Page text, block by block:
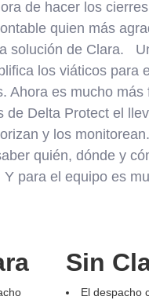
de hacer los
quien más
solución de Clara.
los viáticos para
Ahora es mucho más
de Delta Protect el
y los
quién, dónde y
Y para el equipo es
Sin
El despacho